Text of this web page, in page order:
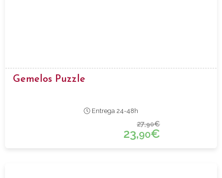
Gemelos Puzzle
Entrega 24-48h
27,90€
23,90€